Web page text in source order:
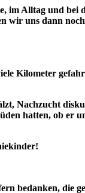
im Alltag und bei
wir uns dann
Kilometer
Nachzucht
hatten, ob er
bedanken, die